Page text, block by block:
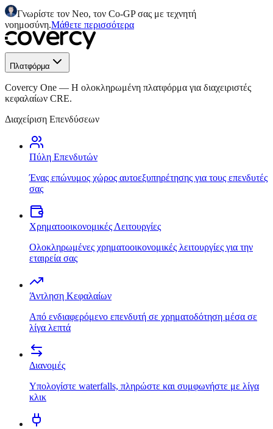
Γνωρίστε τον Neo, τον Co-GP σας με τεχνητή
νοημοσύνη.Μάθετε περισσότερα
Πλατφόρμα
Covercy One — Η ολοκληρωμένη πλατφόρμα για διαχειριστές
κεφαλαίων CRE.
Διαχείριση Επενδύσεων
Πύλη Επενδυτών
Ένας επώνυμος χώρος αυτοεξυπηρέτησης για τους επενδυτές
σας
Χρηματοοικονομικές Λειτουργίες
Ολοκληρωμένες χρηματοοικονομικές λειτουργίες για την
εταιρεία σας
Άντληση Κεφαλαίων
Από ενδιαφερόμενο επενδυτή σε χρηματοδότηση μέσα σε
λίγα λεπτά
Διανομές
Υπολογίστε waterfalls, πληρώστε και συμφωνήστε με λίγα
κλικ